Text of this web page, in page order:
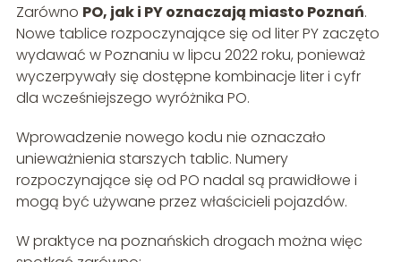
Zarówno PO, jak i PY oznaczają miasto Poznań.
Nowe tablice rozpoczynające się od liter PY zaczęto
wydawać w Poznaniu w lipcu 2022 roku, ponieważ
wyczerpywały się dostępne kombinacje liter i cyfr
dla wcześniejszego wyróżnika PO.
Wprowadzenie nowego kodu nie oznaczało
unieważnienia starszych tablic. Numery
rozpoczynające się od PO nadal są prawidłowe i
mogą być używane przez właścicieli pojazdów.
W praktyce na poznańskich drogach można więc